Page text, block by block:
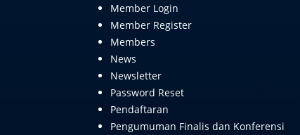
Member Login
Member Register
Members
News
Newsletter
Password Reset
Pendaftaran
Pengumuman Finalis dan Konferensi